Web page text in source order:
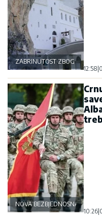
ZABRINUTOST ZBOG OSTROGA
12:58 0
NOVA BEZBJEDNOSNA
10:26